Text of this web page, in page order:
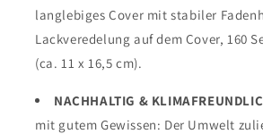
langlebiges Cover mit stabiler
Lackveredelung auf dem Cover, 160
(ca. 11 x 16,5 cm).
NACHHALTIG &
mit gutem Gewissen: Der Umwelt